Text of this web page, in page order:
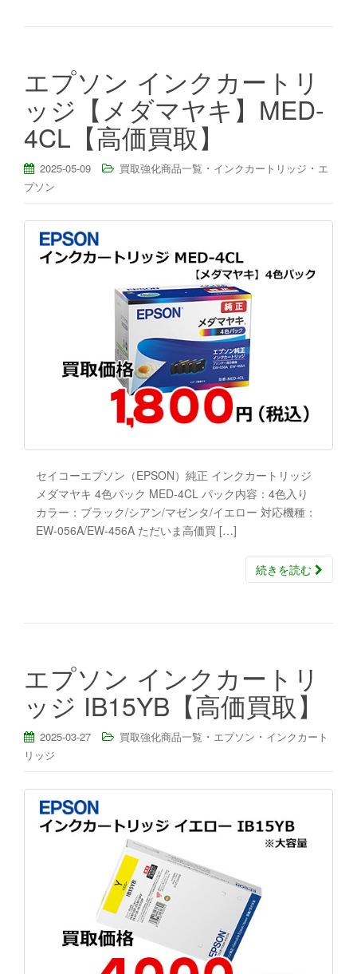
エプソン インクカートリ
ッジ【メダマヤキ】MED-
4CL【高価買取】
2025-05-09 買取強化商品一覧 ・ インクカートリッジ ・ エ
プソン
セイコーエプソン（EPSON）純正 インクカートリッジ
メダマヤキ 4色パック MED-4CL パック内容：4色入り
カラー：ブラック/シアン/マゼンタ/イエロー 対応機種：
EW-056A/EW-456A ただいま高価買 […]
続きを読む
エプソン インクカートリ
ッジ IB15YB【高価買取】
2025-03-27 買取強化商品一覧 ・ エプソン ・ インクカート
リッジ